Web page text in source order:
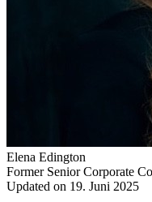
Elena Edington
Former Senior Corporate
Updated on 19. Juni 2025